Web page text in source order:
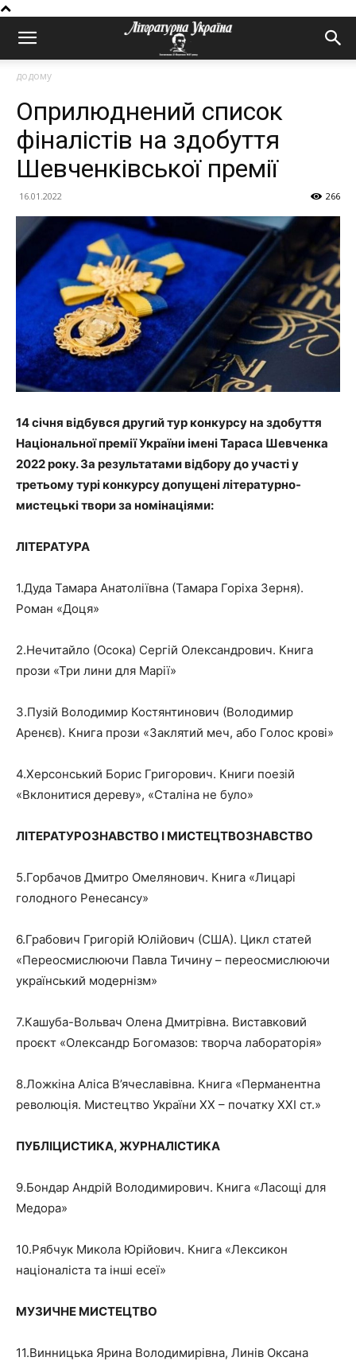
додому
Оприлюднений список
фіналістів на здобуття
Шевченківської премії
16.01.2022 266
14 січня відбувся другий тур конкурсу на здобуття
Національної премії України імені Тараса Шевченка
2022 року. За результатами відбору до участі у
третьому турі конкурсу допущені літературно-
мистецькі твори за номінаціями:
ЛІТЕРАТУРА
1.Дуда Тамара Анатоліївна (Тамара Горіха Зерня).
Роман «Доця»
2.Нечитайло (Осока) Сергій Олександрович. Книга
прози «Три лини для Марії»
3.Пузій Володимир Костянтинович (Володимир
Аренєв). Книга прози «Заклятий меч, або Голос крові»
4.Херсонський Борис Григорович. Книги поезій
«Вклонитися дереву», «Сталіна не було»
ЛІТЕРАТУРОЗНАВСТВО І МИСТЕЦТВОЗНАВСТВО
5.Горбачов Дмитро Омелянович. Книга «Лицарі
голодного Ренесансу»
6.Грабович Григорій Юлійович (США). Цикл статей
«Переосмислюючи Павла Тичину – переосмислюючи
український модернізм»
7.Кашуба-Вольвач Олена Дмитрівна. Виставковий
проєкт «Олександр Богомазов: творча лабораторія»
8.Ложкіна Аліса В’ячеславівна. Книга «Перманентна
революція. Мистецтво України ХХ – початку ХХІ ст.»
ПУБЛІЦИСТИКА, ЖУРНАЛІСТИКА
9.Бондар Андрій Володимирович. Книга «Ласощі для
Медора»
10.Рябчук Микола Юрійович. Книга «Лексикон
націоналіста та інші есеї»
МУЗИЧНЕ МИСТЕЦТВО
11.Винницька Ярина Володимирівна, Линів Оксана